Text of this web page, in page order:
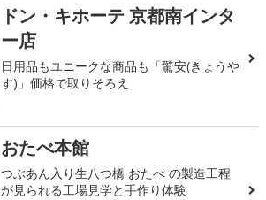
ドン・キホーテ 京都南インタ
ー店
日用品もユニークな商品も「驚安(きょうや
す)」価格で取りそろえ
おたべ本館
つぶあん入り生八つ橋 おたべ の製造工程
が見られる工場見学と手作り体験